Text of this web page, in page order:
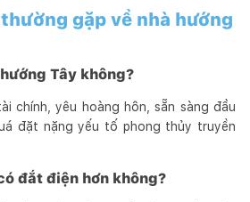
gặp về nhà hướng
Tây không?
chính, yêu hoàng hôn, sẵn sàng đầu
đặt nặng yếu tố phong thủy truyền
đắt điện hơn không?